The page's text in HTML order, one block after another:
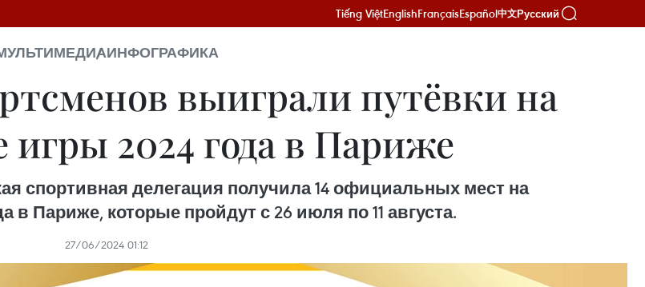
Tiếng ViệtEnglishFrançaisEspañol中文Русский
ИНФОГРАФИКА
выиграли путёвки на
2024 года в Париже
спортивная делегация получила 14 официальных мест на
в Париже, которые пройдут с 26 июля по 11 августа.
27/06/2024 01:12